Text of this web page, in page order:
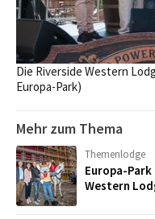
Die Riverside Western
Europa-Park)
Mehr zum Thema
Themenlodge
Europa-
Western